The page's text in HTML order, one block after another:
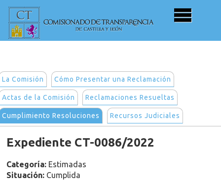
La Comisión Cómo Presentar una Reclamación
Actas de la Comisión Reclamaciones Resueltas
Cumplimiento Resoluciones Recursos Judiciales
Expediente CT-0086/2022
Categoría: Estimadas
Situación: Cumplida